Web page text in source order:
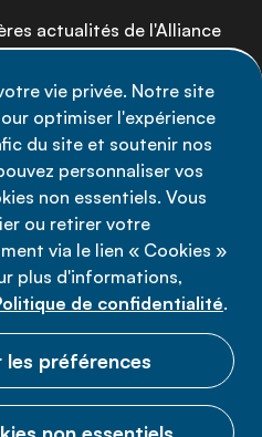
vie privée. Notre site
optimiser l'expérience
du site et soutenir nos
personnaliser vos
non essentiels. Vous
ou retirer votre
via le lien « Cookies »
plus d'informations,
de confidentialité.
les préférences
actualités de l'Alliance
confidentialité
d'utilisation